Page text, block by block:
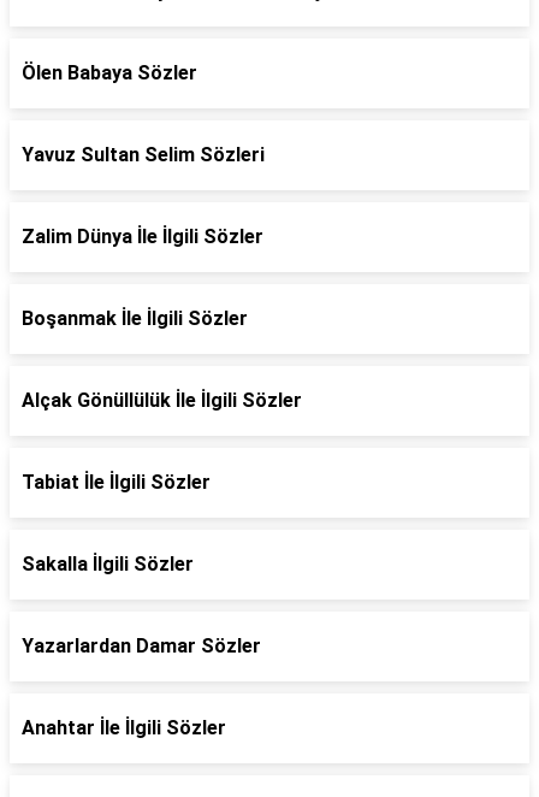
Ölen Babaya Sözler
Yavuz Sultan Selim Sözleri
Zalim Dünya İle İlgili Sözler
Boşanmak İle İlgili Sözler
Alçak Gönüllülük İle İlgili Sözler
Tabiat İle İlgili Sözler
Sakalla İlgili Sözler
Yazarlardan Damar Sözler
Anahtar İle İlgili Sözler